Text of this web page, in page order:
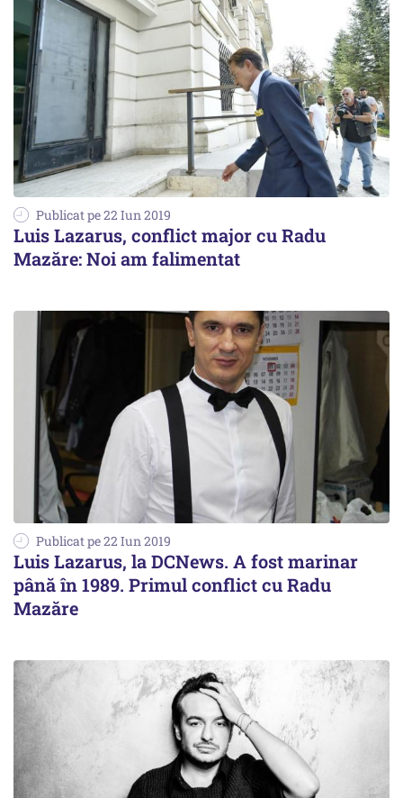
Publicat pe 22 Iun 2019
Luis Lazarus, conflict major cu Radu
Mazăre: Noi am falimentat
Publicat pe 22 Iun 2019
Luis Lazarus, la DCNews. A fost marinar
până în 1989. Primul conflict cu Radu
Mazăre